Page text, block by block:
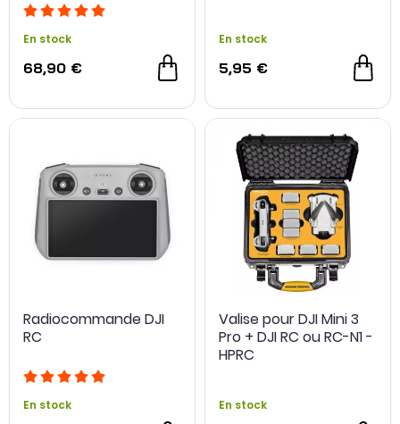
En stock
68,90 €
En stock
5,95 €
Radiocommande DJI
RC
En stock
Valise pour DJI Mini 3
Pro + DJI RC ou RC-N1 -
HPRC
En stock